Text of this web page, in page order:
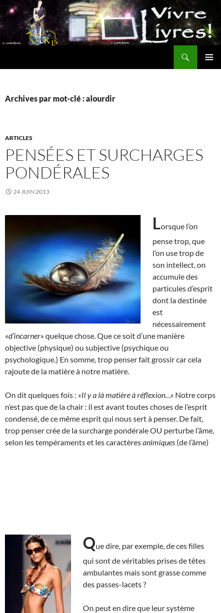
Aller
au
contenu
Archives par mot-clé : alourdir
ARTICLES
PENSÉES ET SURCHARGES
PONDÉRALES
24 JUIN 2013
Lorsque l’on
pense trop, que
l’on use trop de
son intellect, on
accumule des
particules d’esprit
dont la destinée
est
nécessairement
«d’incarner» quelque chose. Que ce soit d’une manière
objective (physique) ou subjective (psychique ou
psychologique.) En somme, trop penser fait grossir car cela
rajoute de la matière à notre matière.
On dit quelques fois : «Il y a là matière à réflexion…» Notre corps
n’est pas que de la chair : il est avant toutes choses de l’esprit
condensé, de ce même esprit qui nous sert à penser. De fait,
trop penser crée de la surcharge pondérale OU perturbe l’âme,
selon les tempéraments et les caractèresanimiques (de l’âme)
Que dire, par exemple, de ces filles
qui sont de véritables prises de têtes
ambulantes mais sont grasse comme
des passes-lacets ?
On peut en dire que leur système